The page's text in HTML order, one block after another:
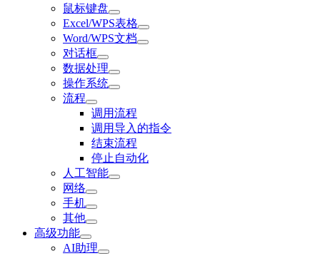
鼠标键盘
Excel/WPS表格
Word/WPS文档
对话框
数据处理
操作系统
流程
调用流程
调用导入的指令
结束流程
停止自动化
人工智能
网络
手机
其他
高级功能
AI助理